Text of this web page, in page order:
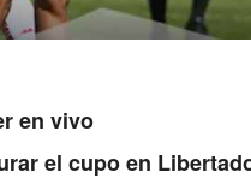
en vivo
el cupo en